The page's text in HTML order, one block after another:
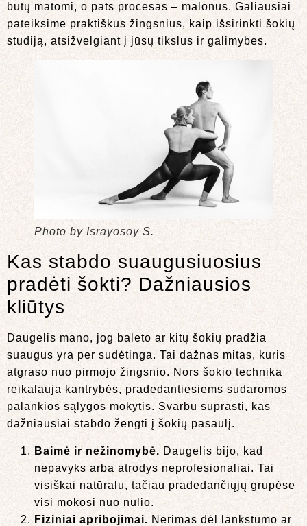
būtų matomi, o pats procesas – malonus. Galiausiai
pateiksime praktiškus žingsnius, kaip išsirinkti šokių
studiją, atsižvelgiant į jūsų tikslus ir galimybes.
Photo by Israyosoy S.
Kas stabdo suaugusiuosius
pradėti šokti? Dažniausios
kliūtys
Daugelis mano, jog baleto ar kitų šokių pradžia
suaugus yra per sudėtinga. Tai dažnas mitas, kuris
atgraso nuo pirmojo žingsnio. Nors šokio technika
reikalauja kantrybės, pradedantiesiems sudaromos
palankios sąlygos mokytis. Svarbu suprasti, kas
dažniausiai stabdo žengti į šokių pasaulį.
Baimė ir nežinomybė. Daugelis bijo, kad
nepavyks arba atrodys neprofesionaliai. Tai
visiškai natūralu, tačiau pradedančiųjų grupėse
visi mokosi nuo nulio.
Fiziniai apribojimai. Nerimas dėl lankstumo ar